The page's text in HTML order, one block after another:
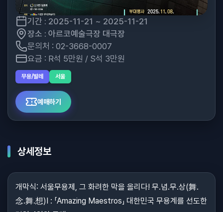
기간 : 2025-11-21 ~ 2025-11-21
장소 : 아르코예술극장 대극장
문의처 : 02-3668-0007
요금 : R석 5만원 / S석 3만원
무용/발레 서울
예매하기
상세정보
개막식: 서울무용제, 그 화려한 막을 올리다! 무.념.무.상(舞.
念.舞.想)Ⅰ : 「Amazing Maestros」 대한민국 무용계를 선도한